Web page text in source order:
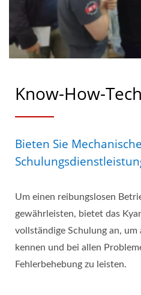
Know-How-
Bieten Sie
Um einen reibungslosen
gewährleisten, bietet das
vollständige Schulung an, um
kennen und bei allen
Fehlerbehebung zu leisten.